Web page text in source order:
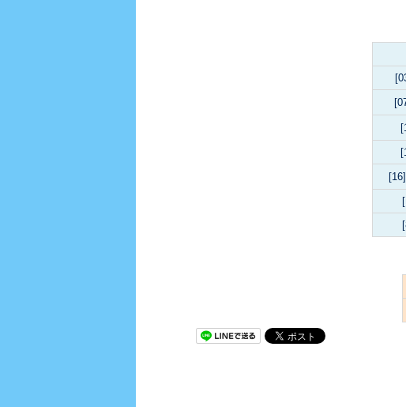
[16]